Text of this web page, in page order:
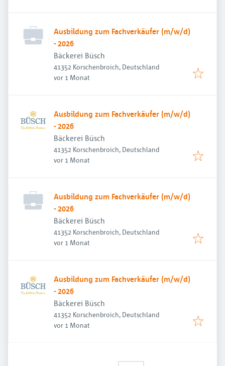
Ausbildung zum Fachverkäufer (m/w/d)
- 2026
Bäckerei Büsch
41352 Korschenbroich, Deutschland
Veröffentlicht
vor 1 Monat
Ausbildung zum Fachverkäufer (m/w/d)
- 2026
Bäckerei Büsch
41352 Korschenbroich, Deutschland
Veröffentlicht
vor 1 Monat
Ausbildung zum Fachverkäufer (m/w/d)
- 2026
Bäckerei Büsch
41352 Korschenbroich, Deutschland
Veröffentlicht
vor 1 Monat
Ausbildung zum Fachverkäufer (m/w/d)
- 2026
Bäckerei Büsch
41352 Korschenbroich, Deutschland
Veröffentlicht
vor 1 Monat